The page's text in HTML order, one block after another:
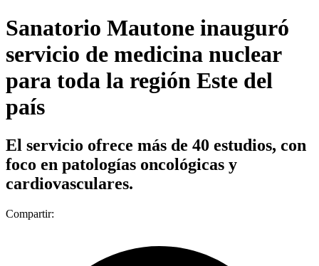
Sanatorio Mautone inauguró
servicio de medicina nuclear
para toda la región Este del
país
El servicio ofrece más de 40 estudios, con
foco en patologías oncológicas y
cardiovasculares.
Compartir: